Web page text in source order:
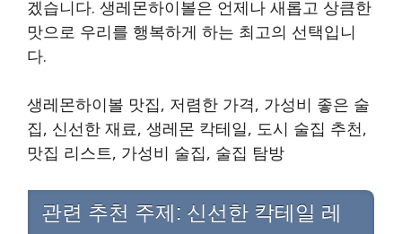
겠습니다. 생레몬하이볼은 언제나 새롭고 상큼한
맛으로 우리를 행복하게 하는 최고의 선택입니
다.
생레몬하이볼 맛집, 저렴한 가격, 가성비 좋은 술
집, 신선한 재료, 생레몬 칵테일, 도시 술집 추천,
맛집 리스트, 가성비 술집, 술집 탐방
관련 추천 주제: 신선한 칵테일 레